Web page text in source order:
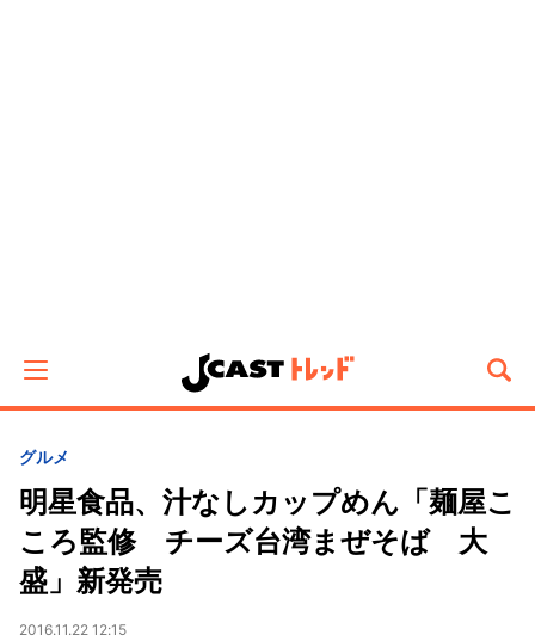
グルメ
明星食品、汁なしカップめん「麺屋こ
ころ監修 チーズ台湾まぜそば 大
盛」新発売
2016.11.22 12:15